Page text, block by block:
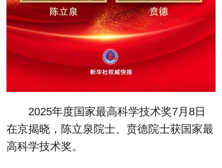
2025年度国家最高科学技术奖7月8日
在京揭晓，陈立泉院士、贲德院士获国家最
高科学技术奖。